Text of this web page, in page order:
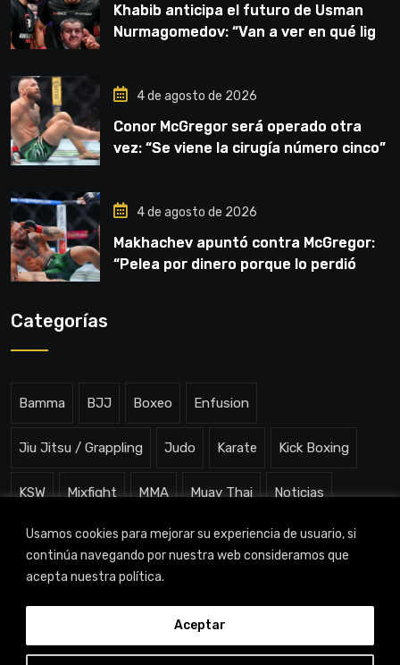
Usamos cookies para mejorar su experiencia de usuario, si
continúa navegando por nuestra web consideramos que
acepta nuestra política.
Aceptar
Khabib anticipa el futuro de Usman
Nurmagomedov: “Van a ver en qué liga
4 de agosto de 2026
Conor McGregor será operado otra
vez: “Se viene la cirugía número cinco”
4 de agosto de 2026
Makhachev apuntó contra McGregor:
“Pelea por dinero porque lo perdió
Categorías
Bamma BJJ Boxeo Enfusion
Jiu Jitsu / Grappling Judo Karate Kick Boxing
KSW Mixfight MMA Muay Thai Noticias
One ChampionShip Slam Arena Uncategorized
TITAN CHANNEL © 2023 |Aviso legal|Política de